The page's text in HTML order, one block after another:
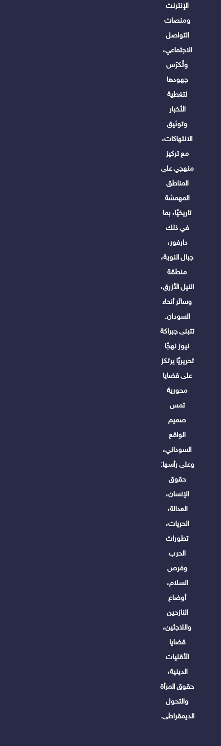
الإنترنت
ومنصات
التواصل
الاجتماعي،
وتُكرّس
جهودها
لتغطية
الأخبار
وتوثيق
الانتهاكات،
مع تركيز
منهجي على
المناطق
المهمشة
تاريخيًا، بما
في ذلك
دارفور،
جبال النوبة،
منطقة
النيل الأزرق،
وسائر أنحاء
السودان.
تتبنى جبراكة
نيوز نهجًا
تحريريًا يرتكز
على قضايا
محورية
تمس
صميم
الواقع
السوداني،
وعلى رأسها:
حقوق
الإنسان،
العدالة،
الحريات،
تطورات
الحرب
وفرص
السلام،
أوضاع
النازحين
واللاجئين،
قضايا
الأقليات
الدينية،
حقوق المرأة
والتحول
الديمقراطى.